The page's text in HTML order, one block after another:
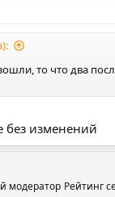
то что два
без изменений
модератор Рейтинг